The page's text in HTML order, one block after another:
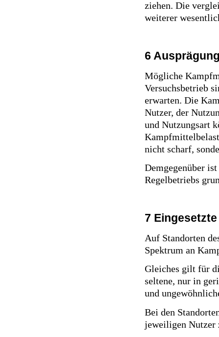
ziehen. Die
weiterer
6
Mögliche
Versuchsbetrieb
erwarten. Die
Nutzer, der
und Nutzungsart
nicht scharf,
Demgegenüber
Regelbetriebs
7
Auf Standorten
Spektrum an
Gleiches gilt für
seltene, nur in
und
Bei den
jeweiligen Nutzer